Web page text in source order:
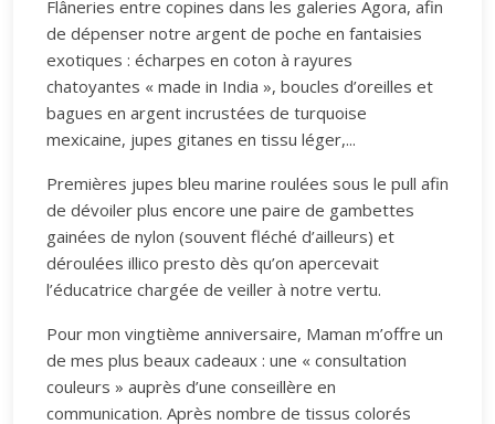
Flâneries entre copines dans les galeries Agora, afin
de dépenser notre argent de poche en fantaisies
exotiques : écharpes en coton à rayures
chatoyantes « made in India », boucles d’oreilles et
bagues en argent incrustées de turquoise
mexicaine, jupes gitanes en tissu léger,...
Premières jupes bleu marine roulées sous le pull afin
de dévoiler plus encore une paire de gambettes
gainées de nylon (souvent fléché d’ailleurs) et
déroulées illico presto dès qu’on apercevait
l’éducatrice chargée de veiller à notre vertu.
Pour mon vingtième anniversaire, Maman m’offre un
de mes plus beaux cadeaux : une « consultation
couleurs » auprès d’une conseillère en
communication. Après nombre de tissus colorés